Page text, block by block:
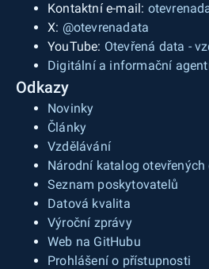
Kontaktní e-mail:
X: @otevrenadata
YouTube: Otevřená data -
Digitální a informační
Odkazy
Novinky
Články
Vzdělávání
Národní katalog otevřených
Seznam poskytovatelů
Datová kvalita
Výroční zprávy
Web na GitHubu
Prohlášení o přístupnosti